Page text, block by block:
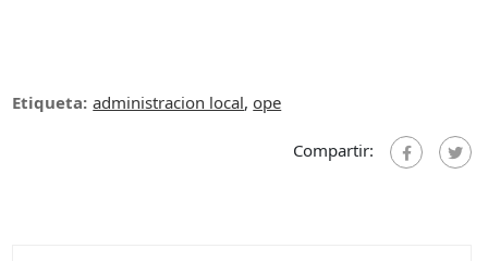
Etiqueta: administracion local,ope
Compartir: